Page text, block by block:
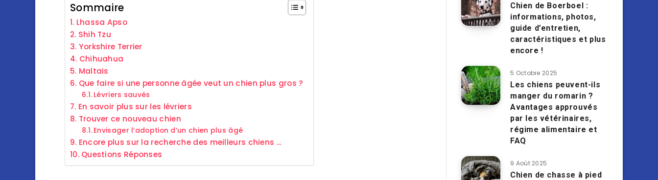
Sommaire
Lhassa Apso
Shih Tzu
Yorkshire Terrier
Chihuahua
Maltais
Que faire si une personne âgée veut un chien plus gros ?
Lévriers sauvés
En savoir plus sur les lévriers
Trouver ce nouveau chien
Envisager l’adoption d’un chien plus âgé
Encore plus sur la recherche des meilleurs chiens …
Questions Réponses
Chien de Boerboel :
informations, photos,
guide d’entretien,
caractéristiques et plus
encore !
5 Octobre 2025
Les chiens peuvent-ils
manger du romarin ?
Avantages approuvés
par les vétérinaires,
régime alimentaire et
FAQ
9 Août 2025
Chien de chasse à pied